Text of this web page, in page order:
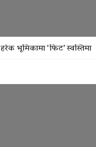
हरेक भूमिकामा ‘फिट’ स्वस्तिमा